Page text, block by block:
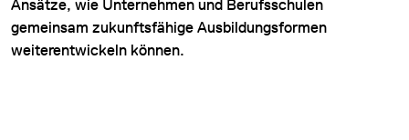
Ansätze, wie Unternehmen und Berufsschulen
gemeinsam zukunftsfähige Ausbildungsformen
weiterentwickeln können.